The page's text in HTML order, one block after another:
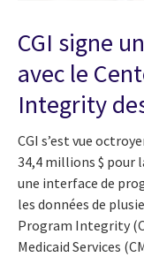
CGI signe
avec le
Integrity
CGI s’est vue
34,4 millions $ pour
une interface de
les données de
Program Integrity
Medicaid Services